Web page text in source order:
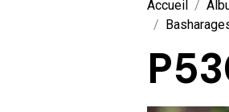
Accueil